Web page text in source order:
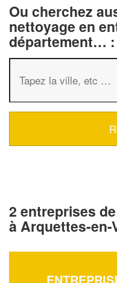
Ou cherchez
nettoyage en
département… :
2 entreprises
à Arquettes-en-